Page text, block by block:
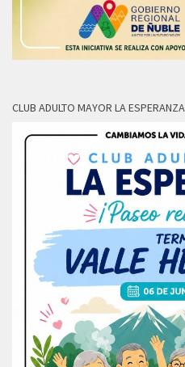
CLUB ADULTO MAYOR LA ESPERANZA